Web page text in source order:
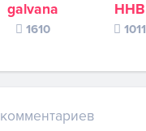
galvana
1610
ННВ
1011
комментариев